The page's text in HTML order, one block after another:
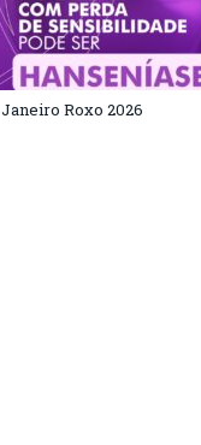
Janeiro Roxo 2026